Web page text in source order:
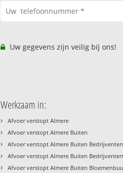
Uw gegevens zijn veilig bij ons!
Werkzaam in:
› Afvoer verstopt Almere
› Afvoer verstopt Almere Buiten
› Afvoer verstopt Almere Buiten
› Afvoer verstopt Almere Buiten
› Afvoer verstopt Almere Buiten